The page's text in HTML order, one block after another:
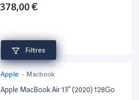
Filtres
378,00 €
Apple - Macbook
Apple MacBook Air 13” (2020) 128Go